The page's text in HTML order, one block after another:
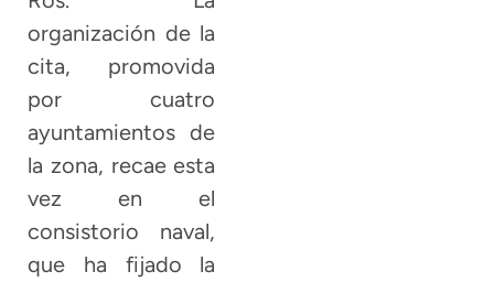
organización de la
cita, promovida
por cuatro
ayuntamientos de
la zona, recae esta
vez en el
consistorio naval,
que ha fijado la